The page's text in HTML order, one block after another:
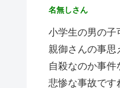
名無しさん
小学生の男の子
親御さんの事思
自殺なのか事
悲惨な事故です